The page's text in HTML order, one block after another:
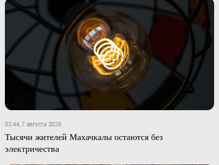
02:44, 7 августа 2026
Тысячи жителей Махачкалы остаются без
электричества